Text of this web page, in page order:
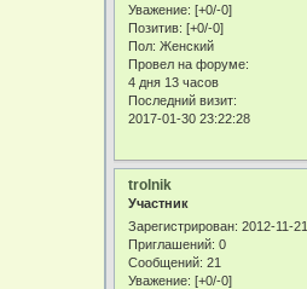
Уважение: [+0/-0]
Позитив: [+0/-0]
Пол: Женский
Провел на форуме:
4 дня 13 часов
Последний визит:
2017-01-30 23:22:28
trolnik
Участник
Зарегистрирован: 2012-11-21
Приглашений: 0
Сообщений: 21
Уважение: [+0/-0]